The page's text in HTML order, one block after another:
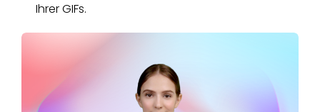
Ihrer GIFs.